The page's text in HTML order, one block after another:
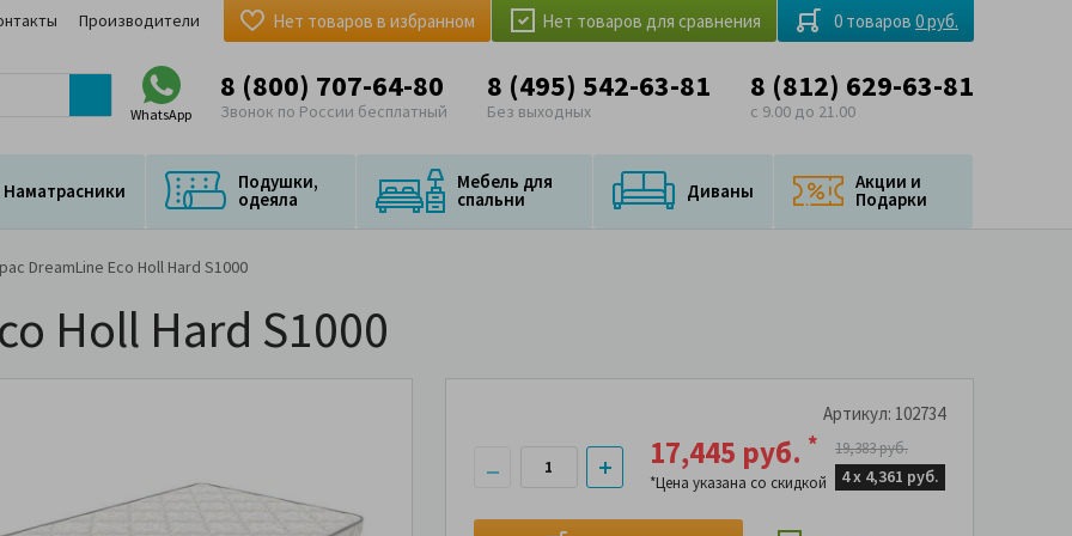
Производители Нет товаров для сравнения
Нет товаров в избранном 0 товаров 0 руб.
WhatsApp
8 (800) 707-64-80
Звонок по России бесплатный
8 (495) 542-63-81
Без выходных
8 (812) 629-63-81
с 9.00 до 21.00
Наматрасники Подушки,
одеяла
Мебель для
спальни Диваны Акции и
Подарки
DreamLine Eco Holl Hard S1000
Holl Hard S1000
Артикул: 102734
17,445 руб. *
*Цена указана со скидкой
19,383 руб.
4 х 4,361 руб.